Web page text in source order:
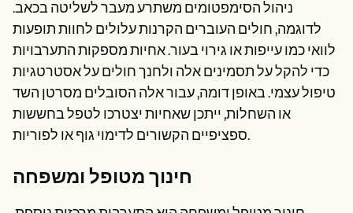
ניהול הסימפטומים משתרע מעבר לשליטה בכאב.
לדוגמה, חולים העוברים הקרנות עלולים לחוות תופעות
לוואי כמו עייפות או גירוי בעור. אחיות מספקות התערבויות
כדי להקל על תסמינים אלה ולחנך חולים על אסטרטגיות
טיפול עצמי. באופן דומה, עבור אלה הסובלים מסרטן השד
או השחלות, ייתכן שאחיות יצטרכו לטפל בחששות
ספציפיים הקשורים לדימוי גוף או לפוריות.
חינוך מטופל ומשפחה